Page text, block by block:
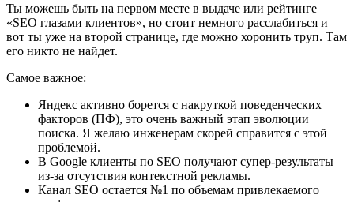
Ты можешь быть на первом месте в выдаче или рейтинге
«SEO глазами клиентов», но стоит немного расслабиться и
вот ты уже на второй странице, где можно хоронить труп. Там
его никто не найдет.
Самое важное:
Яндекс активно борется с накруткой поведенческих
факторов (ПФ), это очень важный этап эволюции
поиска. Я желаю инженерам скорей справится с этой
проблемой.
В Google клиенты по SEO получают супер-результаты
из-за отсутствия контекстной рекламы.
Канал SEO остается №1 по объемам привлекаемого